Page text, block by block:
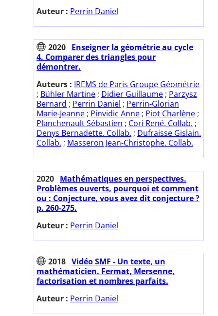
Auteur : Perrin Daniel
2020 Enseigner la géométrie au cycle
4. Comparer des triangles pour
démontrer.
Auteurs : IREMS de Paris Groupe Géométrie
; Bühler Martine ; Didier Guillaume ; Parzysz
Bernard ; Perrin Daniel ; Perrin-Glorian
Marie-Jeanne ; Pinvidic Anne ; Piot Charlène ;
Planchenault Sébastien ; Cori René. Collab. ;
Denys Bernadette. Collab. ; Dufraisse Gislain.
Collab. ; Masseron Jean-Christophe. Collab.
2020 Mathématiques en perspectives.
Problèmes ouverts, pourquoi et comment
ou : Conjecture, vous avez dit conjecture ?
p. 260-275.
Auteur : Perrin Daniel
2018 Vidéo SMF - Un texte, un
mathématicien. Fermat, Mersenne,
factorisation et nombres parfaits.
Auteur : Perrin Daniel